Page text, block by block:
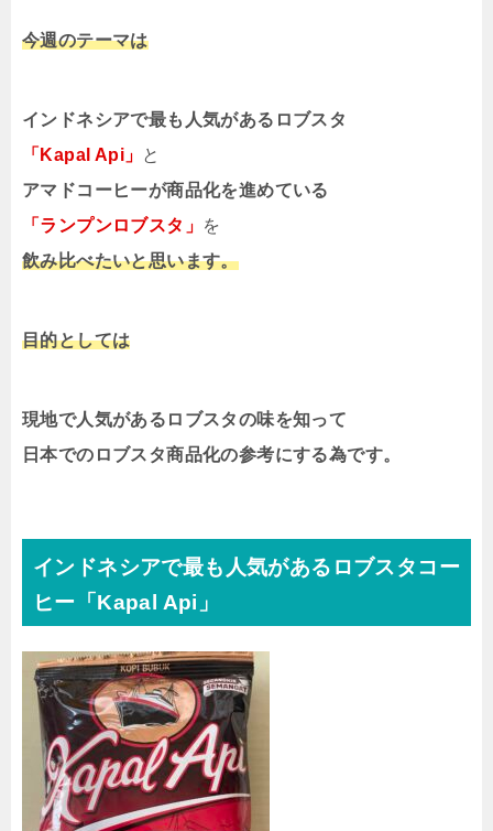
今週のテーマは
インドネシアで最も人気があるロブスタ
「Kapal Api」 と
アマドコーヒーが商品化を進めている
「ランプンロブスタ」 を
飲み比べたいと思います。
目的としては
現地で人気があるロブスタの味を知って
日本でのロブスタ商品化の参考にする為です。
インドネシアで最も人気があるロブスタコー
ヒー「Kapal Api」